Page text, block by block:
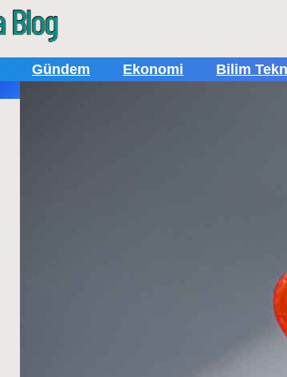
Gündem Ekonomi Bilim